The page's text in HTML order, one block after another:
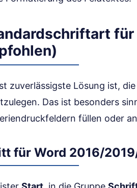
zuverlässigste Lösung ist,
Das ist besonders
füllen oder
für Word 2016/